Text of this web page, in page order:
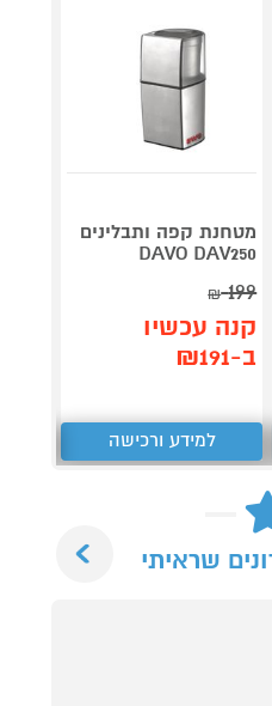
מטחנת קפה ותבלינים
DAVO DAV250
199
₪
קנה עכשיו
ב-₪191
למידע ורכישה
שראיתי